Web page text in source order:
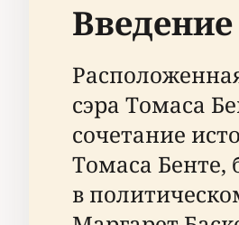
Введение
сэра Томаса
сочетание
Томаса Бенте,
в